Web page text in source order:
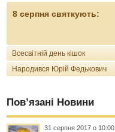
8 серпня святкують:
Всесвітній день кішок
Народився Юрій Федькович
Пов’язані Новини
31 серпня 2017 о 10:00